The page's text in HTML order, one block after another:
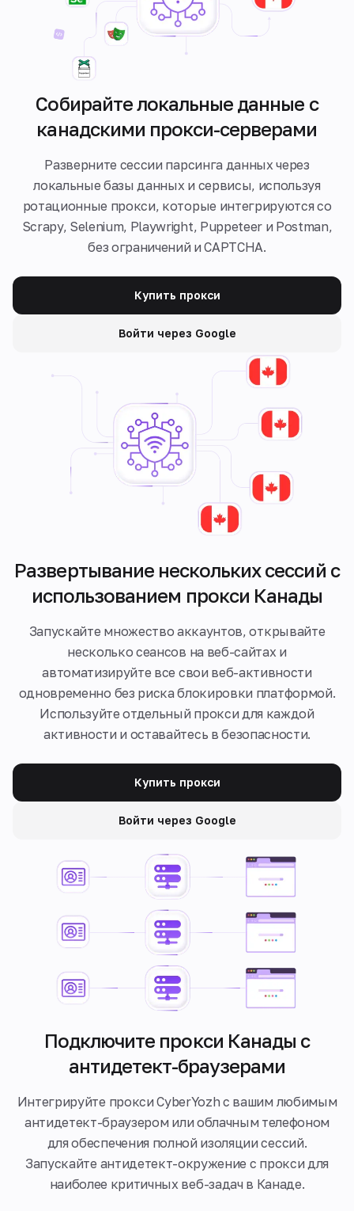
Собирайте локальные данные с
канадскими прокси-серверами
Разверните сессии парсинга данных через
локальные базы данных и сервисы, используя
ротационные прокси, которые интегрируются со
Scrapy, Selenium, Playwright, Puppeteer и Postman,
без ограничений и CAPTCHA.
Купить прокси
Войти через Google
Развертывание нескольких сессий с
использованием прокси Канады
Запускайте множество аккаунтов, открывайте
несколько сеансов на веб-сайтах и
автоматизируйте все свои веб-активности
одновременно без риска блокировки платформой.
Используйте отдельный прокси для каждой
активности и оставайтесь в безопасности.
Купить прокси
Войти через Google
Подключите прокси Канады с
антидетект-браузерами
Интегрируйте прокси CyberYozh с вашим любимым
антидетект-браузером или облачным телефоном
для обеспечения полной изоляции сессий.
Запускайте антидетект-окружение с прокси для
наиболее критичных веб-задач в Канаде.